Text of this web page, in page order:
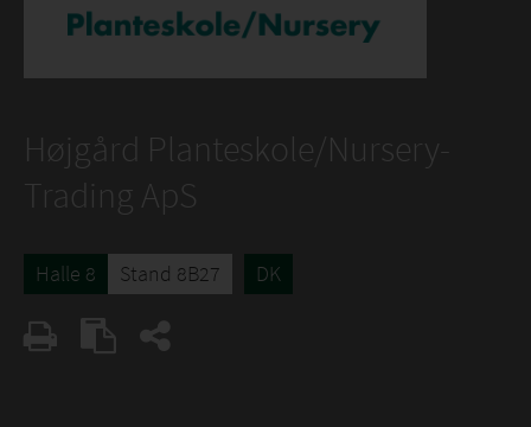
Højgård Planteskole/Nursery-
Trading ApS
Halle 8 Stand 8B27 DK